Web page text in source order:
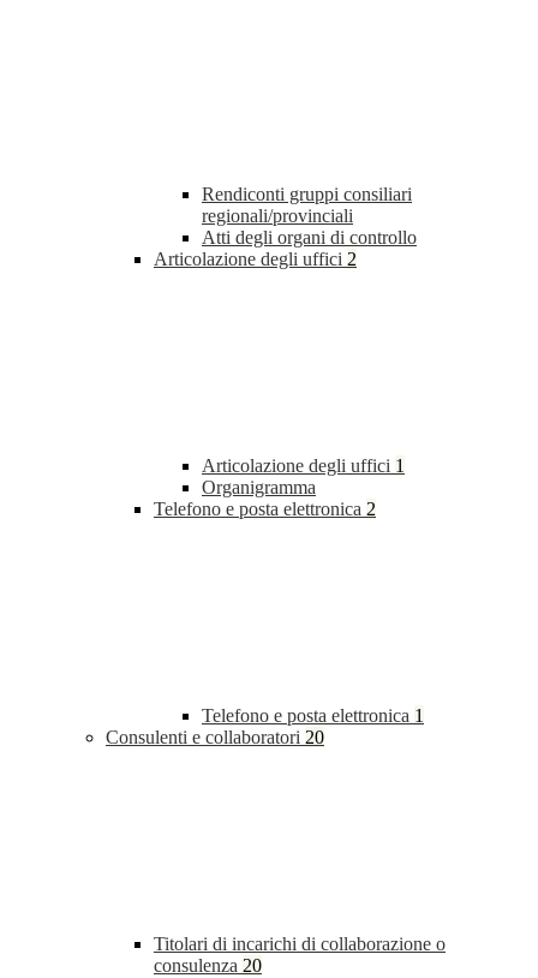
Rendiconti gruppi consiliari
regionali/provinciali
Atti degli organi di controllo
Articolazione degli uffici 2
Articolazione degli uffici 1
Organigramma
Telefono e posta elettronica 2
Telefono e posta elettronica 1
Consulenti e collaboratori 20
Titolari di incarichi di collaborazione o
consulenza 20